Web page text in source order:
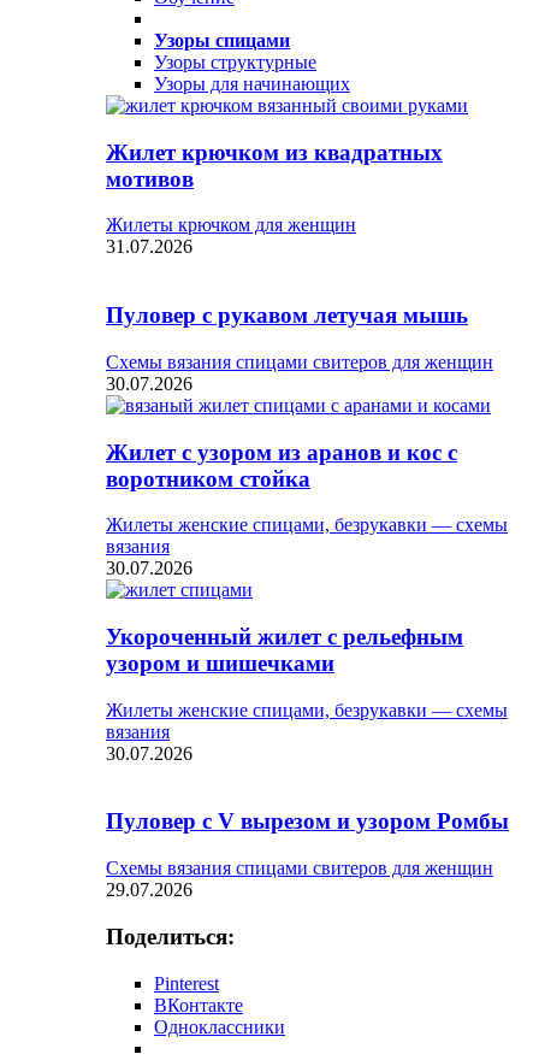
Узоры спицами
Узоры структурные
Узоры для начинающих
Жилет крючком из квадратных
мотивов
Жилеты крючком для женщин
31.07.2026
Пуловер с рукавом летучая мышь
Схемы вязания спицами свитеров для женщин
30.07.2026
Жилет с узором из аранов и кос с
воротником стойка
Жилеты женские спицами, безрукавки — схемы
вязания
30.07.2026
Укороченный жилет с рельефным
узором и шишечками
Жилеты женские спицами, безрукавки — схемы
вязания
30.07.2026
Пуловер с V вырезом и узором Ромбы
Схемы вязания спицами свитеров для женщин
29.07.2026
Поделиться:
Pinterest
ВКонтакте
Одноклассники